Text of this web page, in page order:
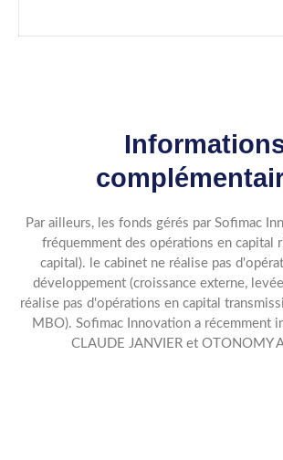
Par ailleurs, les fonds gérés par Sofimac
fréquemment des opérations en capital
capital). le cabinet ne réalise pas
développement (croissance externe,
réalise pas d'opérations en capital
MBO). Sofimac Innovation a récemment
CLAUDE JANVIER et OTONOMY